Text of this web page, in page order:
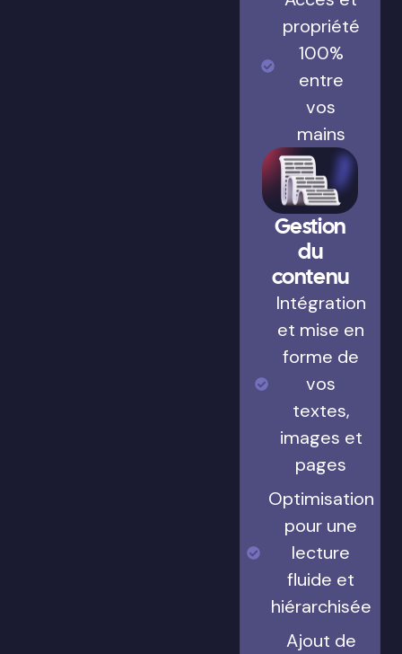
propriété
100%
entre
vos
mains
Gestion
du
contenu
Intégration
et mise en
forme de
vos
textes,
images et
pages
Optimisation
pour une
lecture
fluide et
hiérarchisée
Ajout de